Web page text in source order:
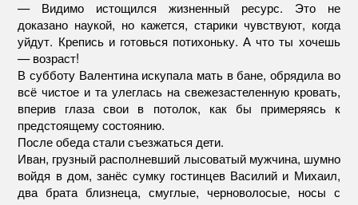
— Видимо истощился жизненный ресурс. Это не
доказано наукой, но кажется, старики чувствуют, когда
уйдут. Крепись и готовься потихоньку. А что ты хочешь
— возраст!
В субботу Валентина искупала мать в бане, обрядила во
всё чистое и та улеглась на свежезастеленную кровать,
вперив глаза свои в потолок, как бы примеряясь к
предстоящему состоянию.
После обеда стали съезжаться дети.
Иван, грузный располневший лысоватый мужчина, шумно
войдя в дом, занёс сумку гостинцев Василий и Михаил,
два брата близнеца, смуглые, черноволосые, носы с